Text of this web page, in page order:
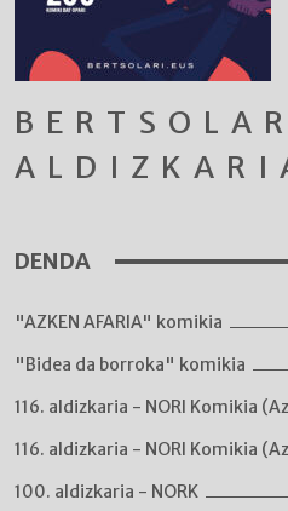
DENDA
"AZKEN AFARIA" komikia
"Bidea da borroka" komikia
116. aldizkaria - NORI Komikia
116. aldizkaria - NORI Komikia
100. aldizkaria - NORK